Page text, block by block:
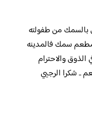
من طفولته
سمك فالمدينه
والاحترام
.. شكرا الرجيي